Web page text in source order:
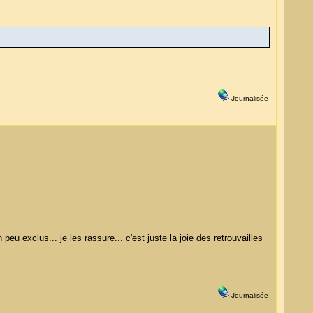
Journalisée
exclus... je les rassure... c'est juste la joie des retrouvailles
Journalisée